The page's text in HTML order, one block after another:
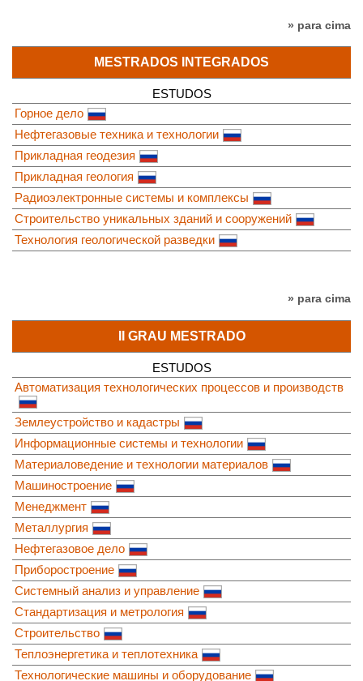
» para cima
MESTRADOS INTEGRADOS
ESTUDOS
Горное дело
Нефтегазовые техника и технологии
Прикладная геодезия
Прикладная геология
Радиоэлектронные системы и комплексы
Строительство уникальных зданий и сооружений
Технология геологической разведки
» para cima
II GRAU MESTRADO
ESTUDOS
Автоматизация технологических процессов и производств
Землеустройство и кадастры
Информационные системы и технологии
Материаловедение и технологии материалов
Машиностроение
Менеджмент
Металлургия
Нефтегазовое дело
Приборостроение
Системный анализ и управление
Стандартизация и метрология
Строительство
Теплоэнергетика и теплотехника
Технологические машины и оборудование